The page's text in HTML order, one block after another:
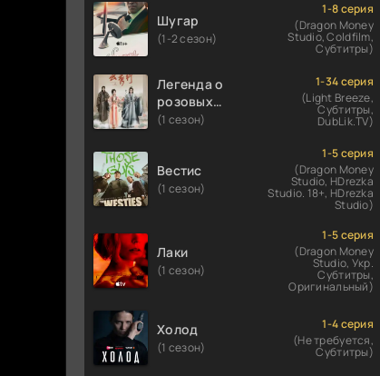
Шугар
(1-2 сезон)
1-8 серия
(Dragon Money
Studio, Coldfilm,
Субтитры)
Легенда о
розовых
облаках
(1 сезон)
1-34 серия
(Light Breeze,
Субтитры,
DubLik.TV)
Вестис
(1 сезон)
1-5 серия
(Dragon Money
Studio, HDrezka
Studio. 18+, HDrezka
Studio)
Лаки
(1 сезон)
1-5 серия
(Dragon Money
Studio, Укр.
Субтитры,
Оригинальный)
Холод
(1 сезон)
1-4 серия
(Не требуется,
Субтитры)